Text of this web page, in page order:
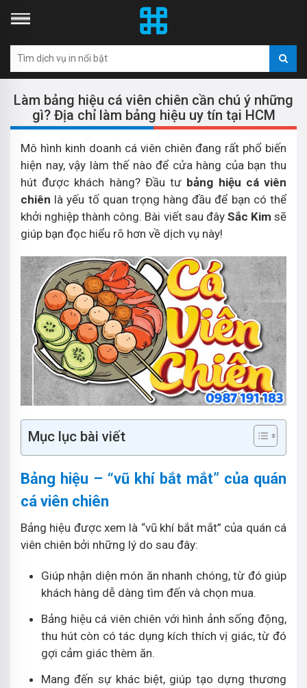
Làm bảng hiệu cá viên chiên cần chú ý những
gì? Địa chỉ làm bảng hiệu uy tín tại HCM
Mô hình kinh doanh cá viên chiên đang rất phổ biến
hiện nay, vậy làm thế nào để cửa hàng của bạn thu
hút được khách hàng? Đầu tư bảng hiệu cá viên
chiên là yếu tố quan trọng hàng đầu để bạn có thể
khởi nghiệp thành công. Bài viết sau đây Sắc Kim sẽ
giúp bạn đọc hiểu rõ hơn về dịch vụ này!
Mục lục bài viết
Bảng hiệu – “vũ khí bắt mắt” của quán
cá viên chiên
Bảng hiệu được xem là “vũ khí bắt mắt” của quán cá
viên chiên bởi những lý do sau đây:
Giúp nhận diện món ăn nhanh chóng, từ đó giúp
khách hàng dễ dàng tìm đến và chọn mua.
Bảng hiệu cá viên chiên với hình ảnh sống động,
thu hút còn có tác dụng kích thích vị giác, từ đó
gợi cảm giác thèm ăn.
Mang đến sự khác biệt, giúp tạo dựng thương